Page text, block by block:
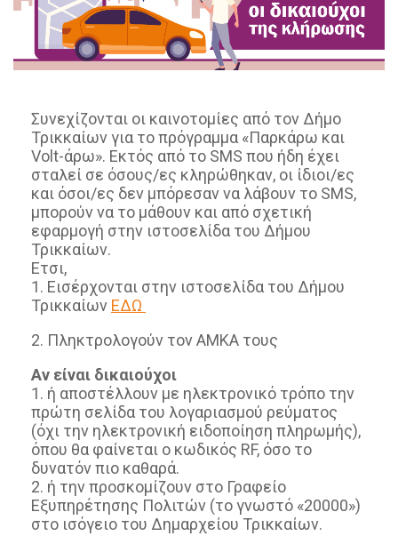
Συνεχίζονται οι καινοτομίες από τον Δήμο
Τρικκαίων για το πρόγραμμα «Παρκάρω και
Volt-άρω». Εκτός από το SMS που ήδη έχει
σταλεί σε όσους/ες κληρώθηκαν, οι ίδιοι/ες
και όσοι/ες δεν μπόρεσαν να λάβουν το SMS,
μπορούν να το μάθουν και από σχετική
εφαρμογή στην ιστοσελίδα του Δήμου
Τρικκαίων.
Ετσι,
1. Εισέρχονται στην ιστοσελίδα του Δήμου
Τρικκαίων ΕΔΩ
2. Πληκτρολογούν τον ΑΜΚΑ τους
Αν είναι δικαιούχοι
1. ή αποστέλλουν με ηλεκτρονικό τρόπο την
πρώτη σελίδα του λογαριασμού ρεύματος
(όχι την ηλεκτρονική ειδοποίηση πληρωμής),
όπου θα φαίνεται ο κωδικός RF, όσο το
δυνατόν πιο καθαρά.
2. ή την προσκομίζουν στο Γραφείο
Εξυπηρέτησης Πολιτών (το γνωστό «20000»)
στο ισόγειο του Δημαρχείου Τρικκαίων.